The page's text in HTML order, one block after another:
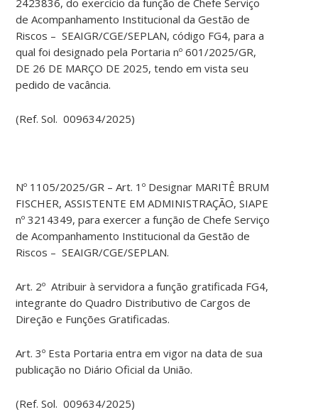
2423836, do exercício da função de Chefe Serviço
de Acompanhamento Institucional da Gestão de
Riscos – SEAIGR/CGE/SEPLAN, código FG4, para a
qual foi designado pela Portaria nº 601/2025/GR,
DE 26 DE MARÇO DE 2025, tendo em vista seu
pedido de vacância.
(Ref. Sol. 009634/2025)
Nº 1105/2025/GR – Art. 1º Designar MARITÊ BRUM
FISCHER, ASSISTENTE EM ADMINISTRAÇÃO, SIAPE
nº 3214349, para exercer a função de Chefe Serviço
de Acompanhamento Institucional da Gestão de
Riscos – SEAIGR/CGE/SEPLAN.
Art. 2º Atribuir à servidora a função gratificada FG4,
integrante do Quadro Distributivo de Cargos de
Direção e Funções Gratificadas.
Art. 3º Esta Portaria entra em vigor na data de sua
publicação no Diário Oficial da União.
(Ref. Sol. 009634/2025)